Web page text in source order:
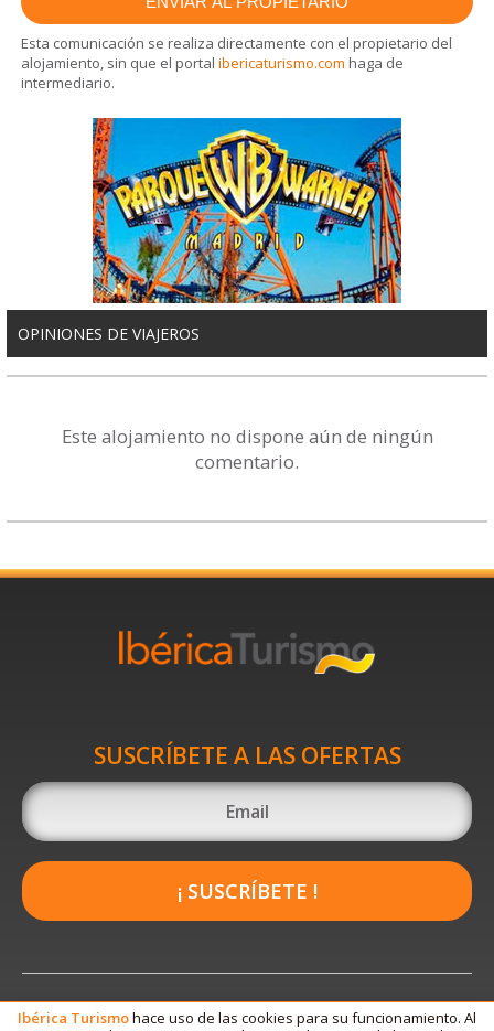
Esta comunicación se realiza directamente con el propietario del
alojamiento, sin que el portalibericaturismo.com haga de
intermediario.
OPINIONES DE VIAJEROS
Este alojamiento no dispone aún de ningún
comentario.
SUSCRÍBETE A LAS OFERTAS
¡ SUSCRÍBETE !
Ibérica Turismohace uso de las cookies para su funcionamiento. Al